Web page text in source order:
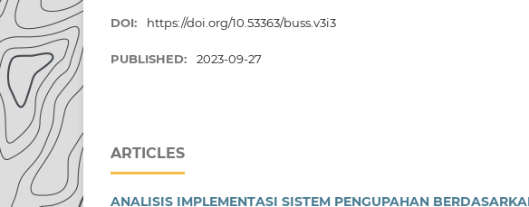
DOI: https://doi.org/10.53363/buss.v3i3
PUBLISHED: 2023-09-27
ARTICLES
ANALISIS IMPLEMENTASI SISTEM PENGUPAHAN